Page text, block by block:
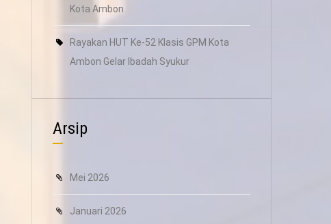
Kota Ambon
Rayakan HUT Ke-52 Klasis GPM Kota
Ambon Gelar Ibadah Syukur
Arsip
Mei 2026
Januari 2026